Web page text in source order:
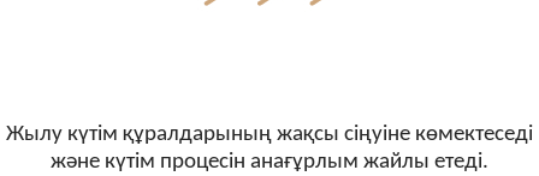
Жылу күтім құралдарының жақсы сіңуіне көмектеседі
және күтім процесін анағұрлым жайлы етеді.